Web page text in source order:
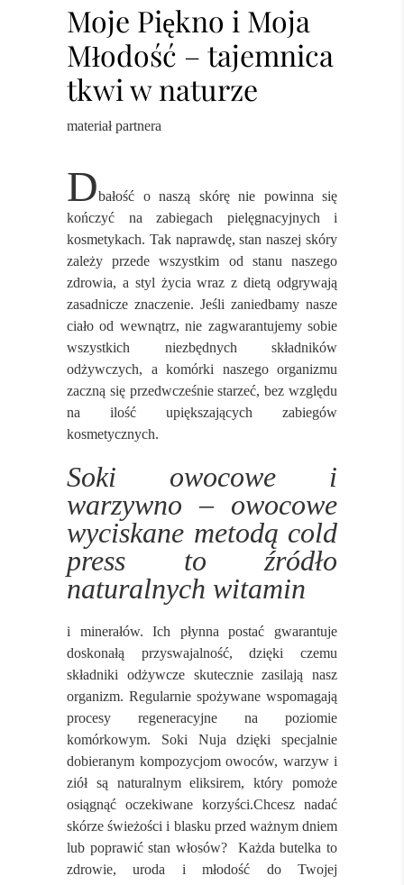
Moje Piękno i Moja
Młodość – tajemnica
tkwi w naturze
materiał partnera
Dbałość o naszą skórę nie powinna się
kończyć na zabiegach pielęgnacyjnych i
kosmetykach. Tak naprawdę, stan naszej skóry
zależy przede wszystkim od stanu naszego
zdrowia, a styl życia wraz z dietą odgrywają
zasadnicze znaczenie. Jeśli zaniedbamy nasze
ciało od wewnątrz, nie zagwarantujemy sobie
wszystkich niezbędnych składników
odżywczych, a komórki naszego organizmu
zaczną się przedwcześnie starzeć, bez względu
na ilość upiększających zabiegów
kosmetycznych.
Soki owocowe i
warzywno – owocowe
wyciskane metodą cold
press to źródło
naturalnych witamin
i minerałów. Ich płynna postać gwarantuje
doskonałą przyswajalność, dzięki czemu
składniki odżywcze skutecznie zasilają nasz
organizm. Regularnie spożywane wspomagają
procesy regeneracyjne na poziomie
komórkowym. Soki Nuja dzięki specjalnie
dobieranym kompozycjom owoców, warzyw i
ziół są naturalnym eliksirem, który pomoże
osiągnąć oczekiwane korzyści.Chcesz nadać
skórze świeżości i blasku przed ważnym dniem
lub poprawić stan włosów? Każda butelka to
zdrowie, uroda i młodość do Twojej